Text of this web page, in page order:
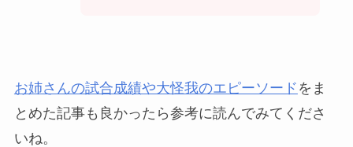
お姉さんの試合成績や大怪我のエピーソード をま
とめた記事も良かったら参考に読んでみてくださ
いね。